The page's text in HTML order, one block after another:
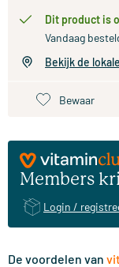
Dit product is
Vandaag
Bekijk de
Bewaar
Members
Login /
De voordelen van